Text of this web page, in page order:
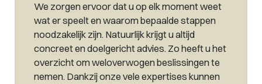
We zorgen ervoor dat u op elk moment weet
wat er speelt en waarom bepaalde stappen
noodzakelijk zijn. Natuurlijk krijgt u altijd
concreet en doelgericht advies. Zo heeft u het
overzicht om weloverwogen beslissingen te
nemen. Dankzij onze vele expertises kunnen